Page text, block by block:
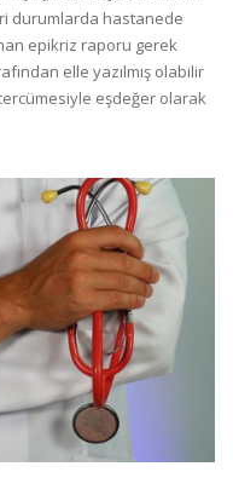
durumlarda hastanede
epikriz raporu gerek
elle yazılmış olabilir
eşdeğer olarak